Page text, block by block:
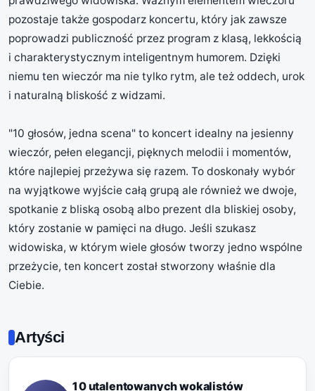
pozostaje także gospodarz koncertu, który jak zawsze
poprowadzi publiczność przez program z klasą, lekkością
i charakterystycznym inteligentnym humorem. Dzięki
niemu ten wieczór ma nie tylko rytm, ale też oddech, urok
i naturalną bliskość z widzami.
"10 głosów, jedna scena" to koncert idealny na jesienny
wieczór, pełen elegancji, pięknych melodii i momentów,
które najlepiej przeżywa się razem. To doskonały wybór
na wyjątkowe wyjście całą grupą ale również we dwoje,
spotkanie z bliską osobą albo prezent dla bliskiej osoby,
który zostanie w pamięci na długo. Jeśli szukasz
widowiska, w którym wiele głosów tworzy jedno wspólne
przeżycie, ten koncert został stworzony właśnie dla
Ciebie.
Artyści
10 utalentowanych wokalistów